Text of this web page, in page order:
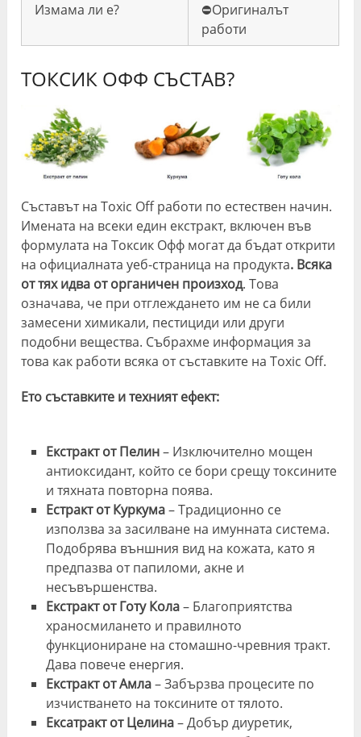
Измама ли е?
⛔️Оригиналът
работи
ТОКСИК ОФФ СЪСТАВ?
Съставът на Toxic Off работи по естествен начин.
Имената на всеки един екстракт, включен във
формулата на Токсик Офф могат да бъдат открити
на официалната уеб-страница на продукта. Всяка
от тях идва от органичен произход. Това
означава, че при отглеждането им не са били
замесени химикали, пестициди или други
подобни вещества. Събрахме информация за
това как работи всяка от съставките на Toxic Off.
Ето съставките и техният ефект:
Екстракт отПелин– Изключително мощен
антиоксидант, който се бори срещу токсините
и тяхната повторна поява.
Естракт отКуркума– Традиционно се
използва за засилване на имунната система.
Подобрява външния вид на кожата, като я
предпазва от папиломи, акне и
несъвършенства.
Екстракт отГотуКола– Благоприятства
храносмилането и правилното
функциониране на стомашно-чревния тракт.
Дава повече енергия.
Екстракт отАмла– Забързва процесите по
изчистването на токсините от тялото.
Ексатракт отЦелина– Добър диуретик,